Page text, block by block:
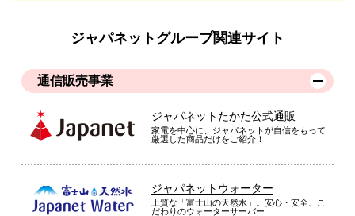
ジャパネットグループ関連サイト
通信販売事業
ジャパネットたかた公式通販
家電を中心に、ジャパネットが自信をもって
厳選した商品だけをご紹介！
ジャパネットウォーター
上質な「富士山の天然水」。安心・安全、こ
だわりのウォーターサーバー